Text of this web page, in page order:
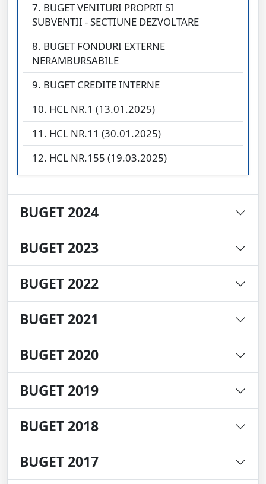
7. BUGET VENITURI PROPRII SI
SUBVENTII - SECTIUNE DEZVOLTARE
8. BUGET FONDURI EXTERNE
NERAMBURSABILE
9. BUGET CREDITE INTERNE
10. HCL NR.1 (13.01.2025)
11. HCL NR.11 (30.01.2025)
12. HCL NR.155 (19.03.2025)
BUGET 2024
BUGET 2023
BUGET 2022
BUGET 2021
BUGET 2020
BUGET 2019
BUGET 2018
BUGET 2017